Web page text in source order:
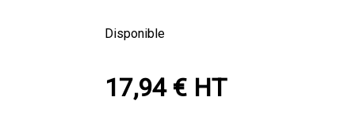
Disponible
17,94 € HT